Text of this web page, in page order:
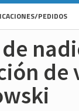
PEDIDOS
de